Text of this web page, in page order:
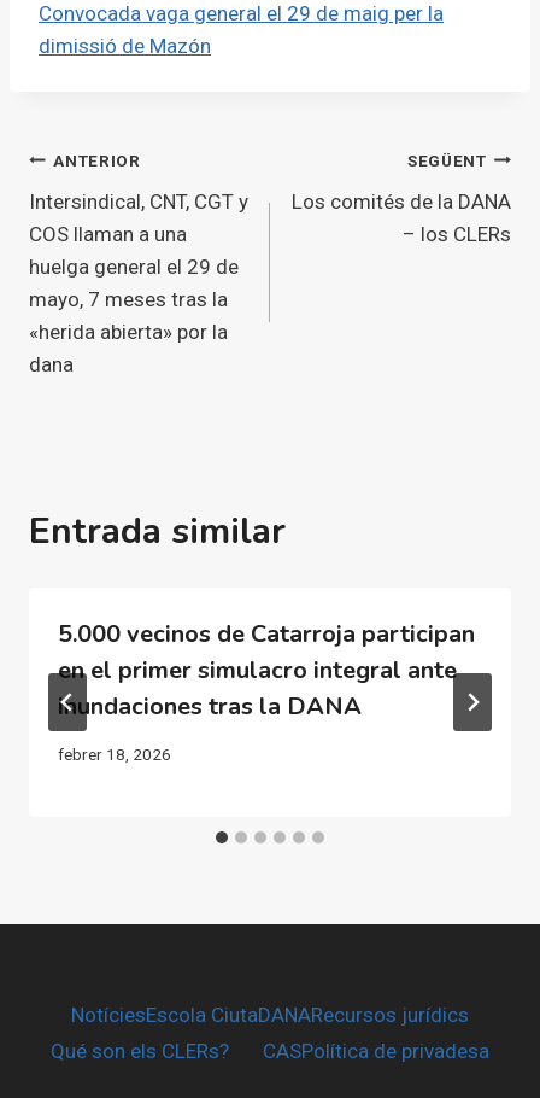
Convocada vaga general el 29 de maig per la
dimissió de Mazón
Navegació
d'entrades
ANTERIOR
Intersindical, CNT, CGT y
COS llaman a una
huelga general el 29 de
mayo, 7 meses tras la
«herida abierta» por la
dana
SEGÜENT
Los comités de la DANA
– los CLERs
Entrada similar
5.000 vecinos de Catarroja participan
en el primer simulacro integral ante
inundaciones tras la DANA
febrer 18, 2026
NotíciesEscola CiutaDANARecursos jurídics
Qué son els CLERs?
CASPolítica de privadesa